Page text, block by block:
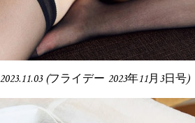
(フライデー 2023年11月3日号)